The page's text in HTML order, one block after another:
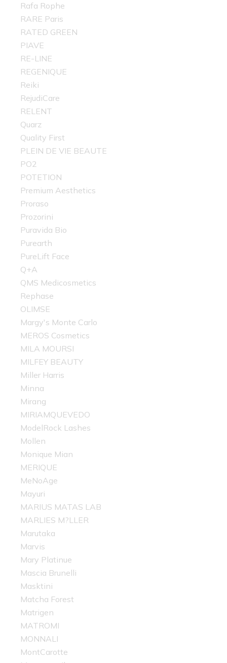
Rafa Rophe
RARE Paris
RATED GREEN
PIAVE
RE-LINE
REGENIQUE
Reiki
RejudiCare
RELENT
Quarz
Quality First
PLEIN DE VIE BEAUTE
PO2
POTETION
Premium Aesthetics
Proraso
Prozorini
Puravida Bio
Purearth
PureLift Face
Q+A
QMS Medicosmetics
Rephase
OLIMSE
Margy's Monte Carlo
MEROS Cosmetics
MILA MOURSI
MILFEY BEAUTY
Miller Harris
Minna
Mirang
MIRIAMQUEVEDO
ModelRock Lashes
Mollen
Monique Mian
MERIQUE
MeNoAge
Mayuri
MARIUS MATAS LAB
MARLIES M?LLER
Marutaka
Marvis
Mary Platinue
Mascia Brunelli
Masktini
Matcha Forest
Matrigen
MATROMI
MONNALI
MontCarotte